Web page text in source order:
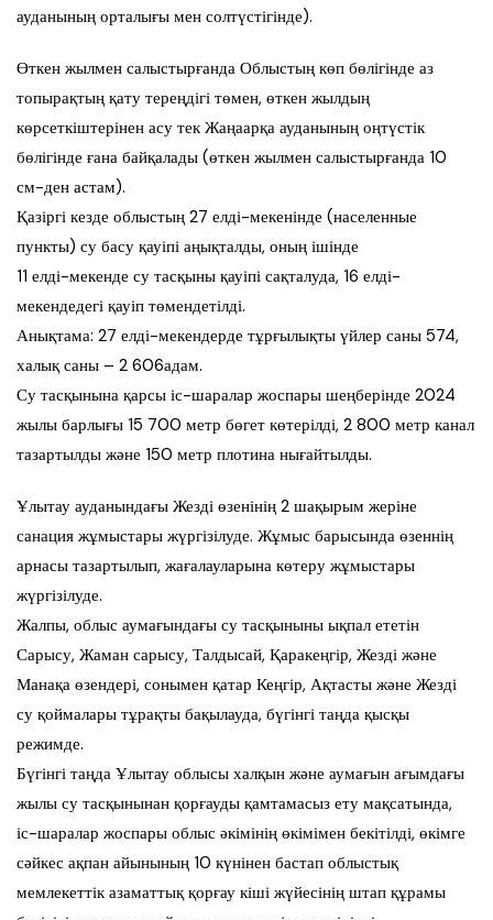
ауданының орталығы мен солтүстігінде).
Өткен жылмен салыстырғанда Облыстың көп бөлігінде аз
топырақтың қату тереңдігі төмен, өткен жылдың
көрсеткіштерінен асу тек Жаңаарқа ауданының оңтүстік
бөлігінде ғана байқалады (өткен жылмен салыстырғанда 10
см-ден астам).
Қазіргі кезде облыстың 27 елді-мекенінде (населенные
пункты) су басу қауіпі аңықталды, оның ішінде
11 елді-мекенде су тасқыны қауіпі сақталуда, 16 елді-
мекендедегі қауіп төмендетілді.
Анықтама: 27 елді-мекендерде тұрғылықты үйлер саны 574,
халық саны – 2 606адам.
Су тасқынына қарсы іс-шаралар жоспары шеңберінде 2024
жылы барлығы 15 700 метр бөгет көтерілді, 2 800 метр канал
тазартылды және 150 метр плотина нығайтылды.
Ұлытау ауданындағы Жезді өзенінің 2 шақырым жеріне
санация жұмыстары жүргізілуде. Жұмыс барысында өзеннің
арнасы тазартылып, жағалауларына көтеру жұмыстары
жүргізілуде.
Жалпы, облыс аумағындағы су тасқыныны ықпал ететін
Сарысу, Жаман сарысу, Талдысай, Қаракеңгір, Жезді және
Манақа өзендері, сонымен қатар Кеңгір, Ақтасты және Жезді
су қоймалары тұрақты бақылауда, бүгінгі таңда қысқы
режимде.
Бүгінгі таңда Ұлытау облысы халқын және аумағын ағымдағы
жылы су тасқынынан қорғауды қамтамасыз ету мақсатында,
іс-шаралар жоспары облыс әкімінің өкімімен бекітілді, өкімге
сәйкес ақпан айынының 10 күнінен бастап облыстық
мемлекеттік азаматтық қорғау кіші жүйесінің штап құрамы